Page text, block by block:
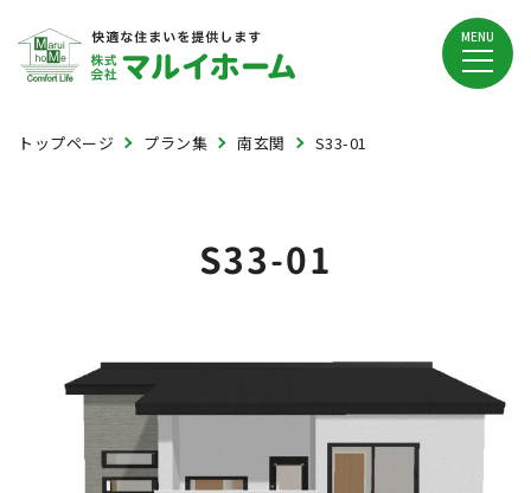
MENU
トップページ プラン集 南玄関 S33-01
S33-01